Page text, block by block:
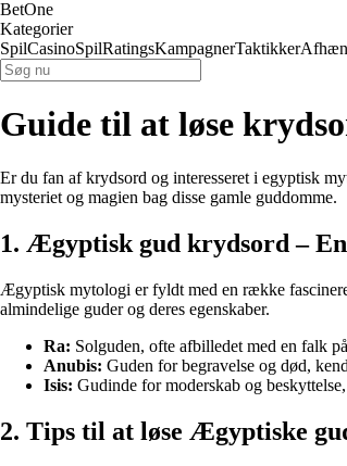
BetOne
Kategorier
SpilCasinoSpilRatingsKampagnerTaktikker
Guide til at løse
Er du fan af krydsord og interesseret i egyptisk
mysteriet og magien bag disse gamle guddomme.
1. Ægyptisk gud krydsord –
Ægyptisk mytologi er fyldt med en række
almindelige guder og deres egenskaber.
Ra: Solguden, ofte afbilledet med en falk
Anubis: Guden for begravelse og død,
Isis: Gudinde for moderskab og
2. Tips til at løse Ægyptiske